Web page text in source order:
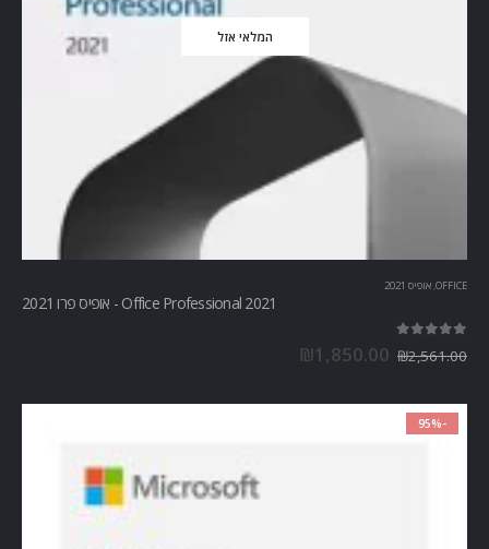
המלאי אזל
OFFICE
, אופיס 2021
Office Professional 2021 - אופיס פרו 2021
₪2,561.00
₪1,850.00
-95%